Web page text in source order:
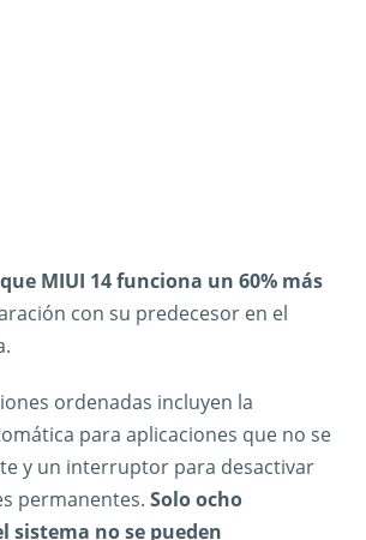
MIUI 14 funciona un 60% más
con su predecesor en el
ordenadas incluyen la
para aplicaciones que no se
y un interruptor para desactivar
permanentes. Solo ocho
sistema no se pueden